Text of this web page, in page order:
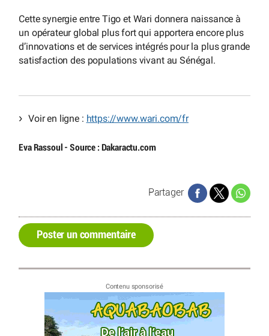
Cette synergie entre Tigo et Wari donnera naissance à
un opérateur global plus fort qui apportera encore plus
d’innovations et de services intégrés pour la plus grande
satisfaction des populations vivant au Sénégal.
Voir en ligne : https://www.wari.com/fr
Eva Rassoul - Source : Dakaractu.com
Partager
Poster un commentaire